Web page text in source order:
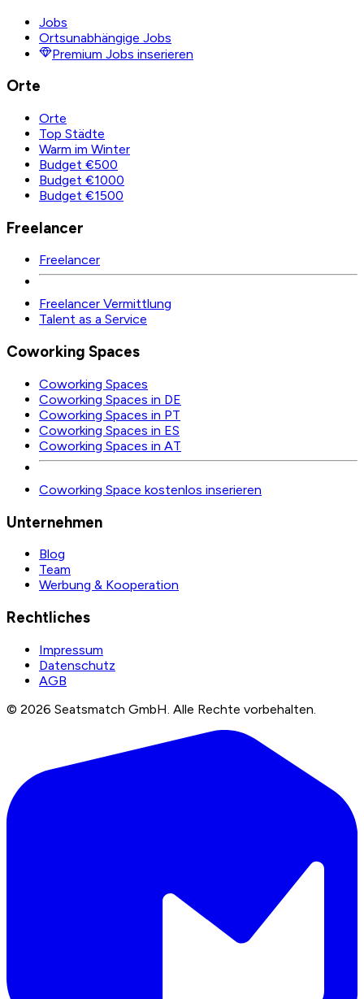
Jobs
Ortsunabhängige Jobs
Premium Jobs inserieren
Orte
Orte
Top Städte
Warm im Winter
Budget €500
Budget €1000
Budget €1500
Freelancer
Freelancer
Freelancer Vermittlung
Talent as a Service
Coworking Spaces
Coworking Spaces
Coworking Spaces in DE
Coworking Spaces in PT
Coworking Spaces in ES
Coworking Spaces in AT
Coworking Space kostenlos inserieren
Unternehmen
Blog
Team
Werbung & Kooperation
Rechtliches
Impressum
Datenschutz
AGB
© 2026 Seatsmatch GmbH. Alle Rechte vorbehalten.